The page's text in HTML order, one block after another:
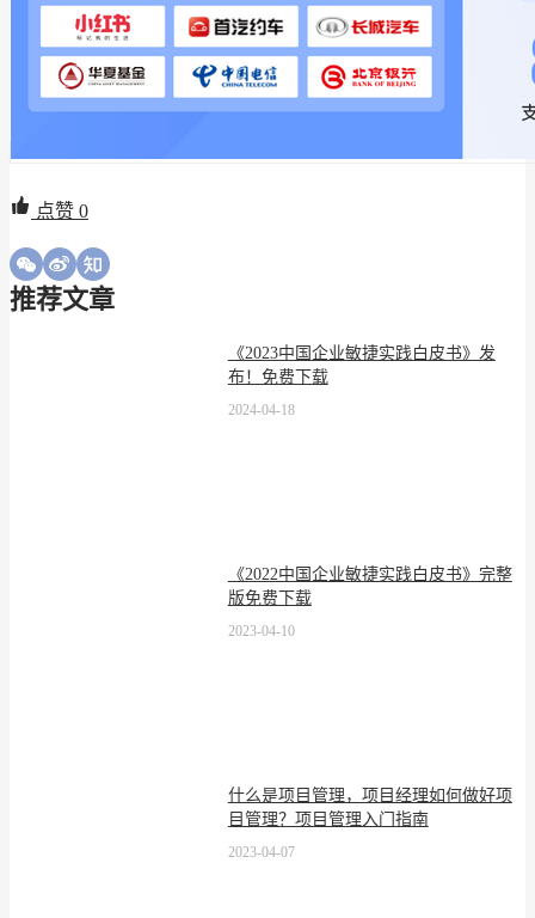
点赞 0
推荐文章
《2023中国企业敏捷实践白皮书》发
布！免费下载
2024-04-18
《2022中国企业敏捷实践白皮书》完整
版免费下载
2023-04-10
什么是项目管理，项目经理如何做好项
目管理？项目管理入门指南
2023-04-07